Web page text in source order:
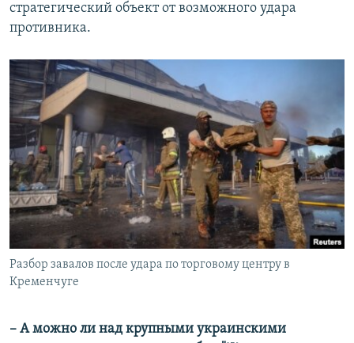
стратегический объект от возможного удара
противника.
Разбор завалов после удара по торговому центру в
Кременчуге
– А можно ли над крупными украинскими